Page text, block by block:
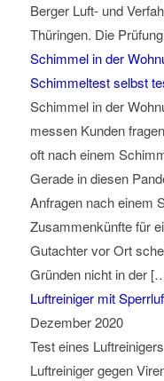
Berger Luft- und
Thüringen. Die
Schimmel in der
Schimmeltest selbst
Schimmel in der
messen Kunden
oft nach einem
Gerade in diesen
Anfragen nach einem
Zusammenkünfte für
Gutachter vor Ort
Gründen nicht in der
Luftreiniger mit
Dezember 2020
Test eines
Luftreiniger gegen